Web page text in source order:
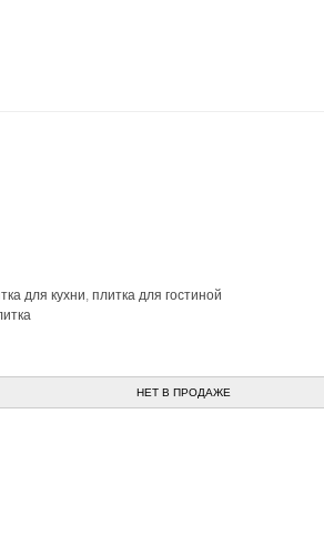
для кухни, плитка для гостиной
НЕТ В ПРОДАЖЕ